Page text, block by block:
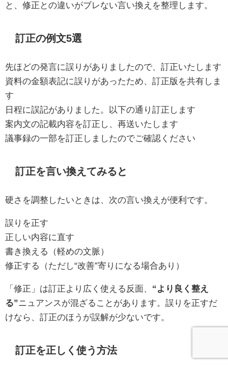
と、修正との違いがブレない言い換えを整理します。
訂正の例文5選
先ほどの発言に誤りがありましたので、訂正いたします
資料の金額表記に誤りがあったため、訂正版を共有しま
す
日程に誤記がありました。以下の通り訂正します
案内文の記載内容を訂正し、再送いたします
議事録の一部を訂正しましたのでご確認ください
訂正を言い換えてみると
硬さを調整したいときは、次の言い換えが便利です。
誤りを正す
正しい内容に直す
書き換える（軽めの文脈）
修正する（ただし“改善”寄りになる場合あり）
「修正」は訂正より広く使える反面、 “より良く整え
る” ニュアンスが混ざることがあります。誤りを正すだ
けなら、訂正のほうが誤解が少ないです。
訂正を正しく使う方法